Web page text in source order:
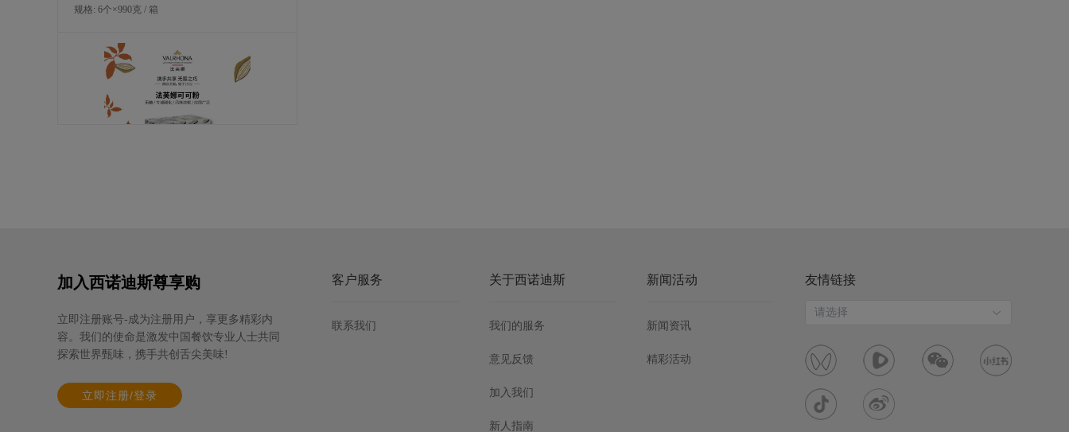
规格: 6个×990克 / 箱
加入西诺迪斯尊享购
立即注册账号-成为注册用户，享更多精彩内
容。我们的使命是激发中国餐饮专业人士共同
探索世界甄味，携手共创舌尖美味!
立即注册/登录
客户服务
联系我们
关于西诺迪斯
我们的服务
意见反馈
加入我们
新人指南
新闻活动
新闻资讯
精彩活动
友情链接
请选择